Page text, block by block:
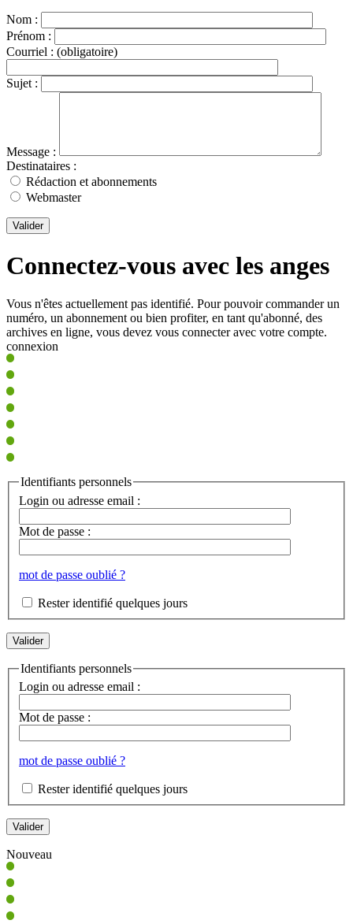
Nom :
Prénom :
Courriel : (obligatoire)
Sujet :
Message :
Destinataires :
Rédaction et abonnements
Webmaster
Valider
Connectez-vous avec les anges
Vous n'êtes actuellement pas identifié. Pour pouvoir commander un
numéro, un abonnement ou bien profiter, en tant qu'abonné, des
archives en ligne, vous devez vous connecter avec votre compte.
connexion
Identifiants personnels
Login ou adresse email :
Mot de passe :
mot de passe oublié ?
Rester identifié quelques jours
Identifiants personnels
Login ou adresse email :
Mot de passe :
mot de passe oublié ?
Rester identifié quelques jours
Nouveau